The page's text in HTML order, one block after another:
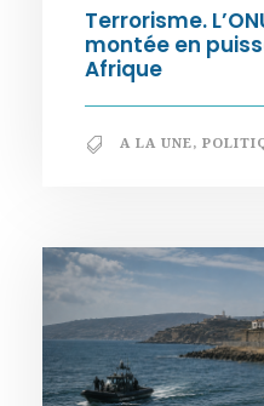
Terrorisme.
montée en
Afrique
A LA UNE,